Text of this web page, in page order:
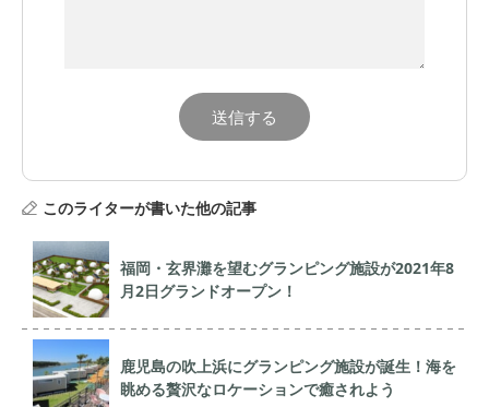
このライターが書いた他の記事
福岡・玄界灘を望むグランピング施設が2021年8
月2日グランドオープン！
鹿児島の吹上浜にグランピング施設が誕生！海を
眺める贅沢なロケーションで癒されよう